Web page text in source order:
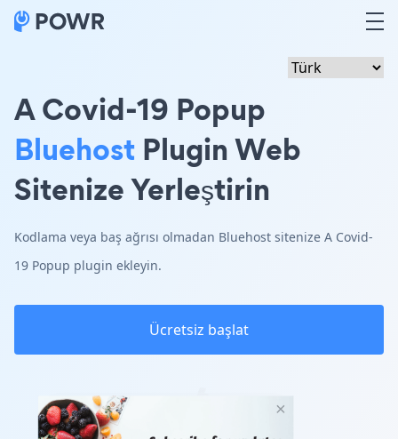
A Covid-19 Popup
Bluehost Plugin Web
Sitenize Yerleştirin
Kodlama veya baş ağrısı olmadan Bluehost sitenize A Covid-
19 Popup plugin ekleyin.
Ücretsiz başlat